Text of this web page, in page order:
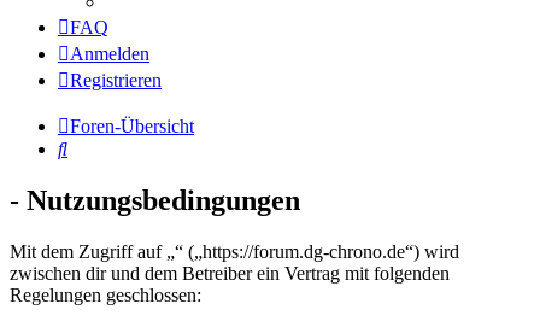
FAQ
Anmelden
Registrieren
Foren-Übersicht
Suche
- Nutzungsbedingungen
Mit dem Zugriff auf „“ („https://forum.dg-chrono.de“) wird
zwischen dir und dem Betreiber ein Vertrag mit folgenden
Regelungen geschlossen: